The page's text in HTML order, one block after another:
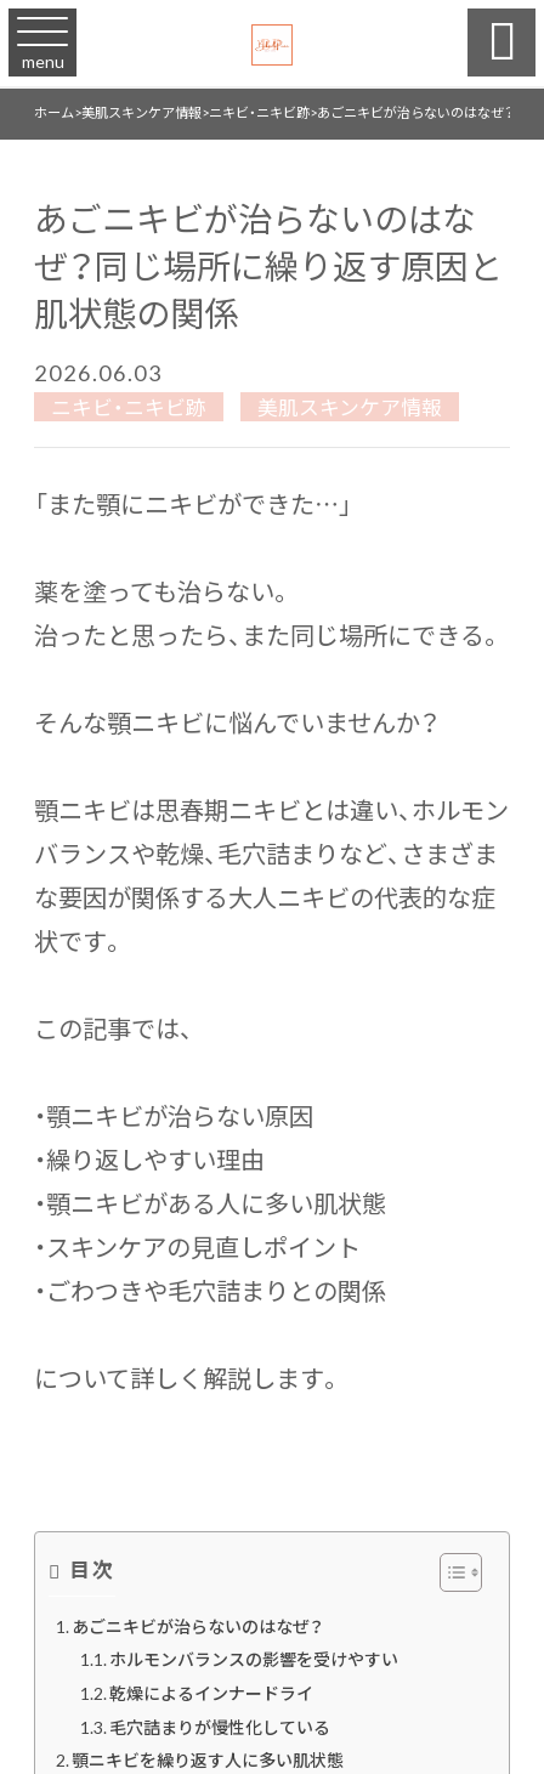
menu 
ホーム>美肌スキンケア情報>ニキビ・ニキビ跡>あごニキビが治らないのはなぜ？同
あごニキビが治らないのはな
ぜ？同じ場所に繰り返す原因と
肌状態の関係
2026.06.03
ニキビ・ニキビ跡 美肌スキンケア情報
「また顎にニキビができた…」
薬を塗っても治らない。
治ったと思ったら、また同じ場所にできる。
そんな顎ニキビに悩んでいませんか？
顎ニキビは思春期ニキビとは違い、ホルモン
バランスや乾燥、毛穴詰まりなど、さまざま
な要因が関係する大人ニキビの代表的な症
状です。
この記事では、
・顎ニキビが治らない原因
・繰り返しやすい理由
・顎ニキビがある人に多い肌状態
・スキンケアの見直しポイント
・ごわつきや毛穴詰まりとの関係
について詳しく解説します。
目次
あごニキビが治らないのはなぜ？
ホルモンバランスの影響を受けやすい
乾燥によるインナードライ
毛穴詰まりが慢性化している
顎ニキビを繰り返す人に多い肌状態